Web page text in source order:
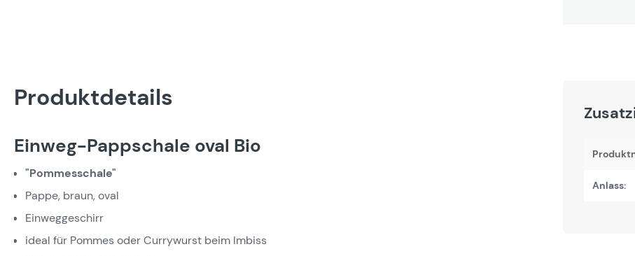
Produktdetails
Einweg-Pappschale oval Bio
"Pommesschale"
Pappe, braun, oval
Einweggeschirr
ideal für Pommes oder Currywurst beim Imbiss
Anlass: